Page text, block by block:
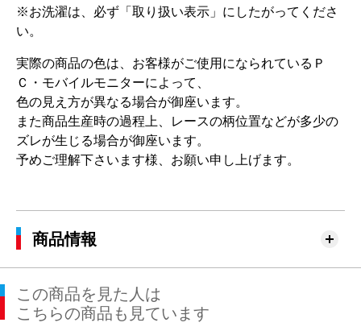
※お洗濯は、必ず「取り扱い表示」にしたがってくださ
い。
実際の商品の色は、お客様がご使用になられているＰ
Ｃ・モバイルモニターによって、
色の見え方が異なる場合が御座います。
また商品生産時の過程上、レースの柄位置などが多少の
ズレが生じる場合が御座います。
予めご理解下さいます様、お願い申し上げます。
商品情報
この商品を見た人は
こちらの商品も見ています